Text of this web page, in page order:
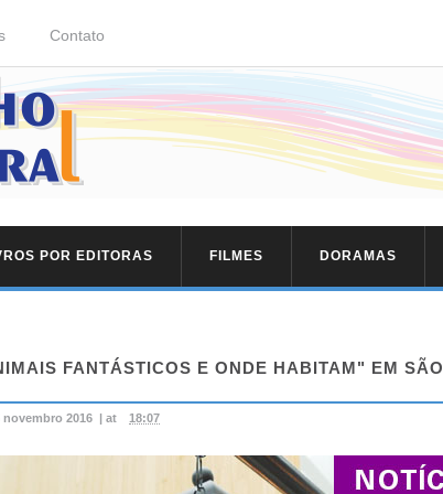
Contato
POR EDITORAS FILMES DORAMAS
FANTÁSTICOS E ONDE HABITAM" EM SÃO
novembro 2016 | at 18:07